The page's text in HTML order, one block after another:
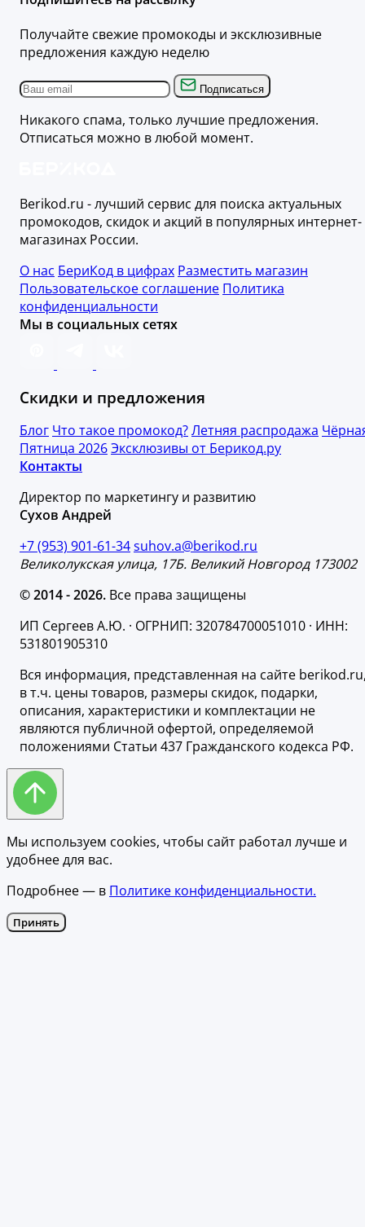
Получайте свежие промокоды и эксклюзивные
предложения каждую неделю
Подписаться
Никакого спама, только лучшие предложения.
Отписаться можно в любой момент.
Berikod.ru - лучший сервис для поиска актуальных
промокодов, скидок и акций в популярных интернет-
магазинах России.
О нас БериКод в цифрах Разместить магазин
Пользовательское соглашение Политика
конфиденциальности
Мы в социальных сетях
Скидки и предложения
Блог Что такое промокод?Летняя распродажа
Пятница 2026Эксклюзивы от Берикод.ру
Контакты
Директор по маркетингу и развитию
Сухов Андрей
+7 (953) 901-61-34suhov.a@berikod.ru
Великолукская улица, 17Б. Великий Новгород 173002
© 2014 - 2026. Все права защищены
ИП Сергеев А.Ю. · ОГРНИП: 320784700051010 · ИНН:
531801905310
Вся информация, представленная на сайте
в т.ч. цены товаров, размеры скидок, подарки,
описания, характеристики и комплектации не
являются публичной офертой, определяемой
положениями Статьи 437 Гражданского кодекса РФ.
Мы используем cookies, чтобы сайт работал лучше и
удобнее для вас.
Подробнее — в Политике конфиденциальности.
Принять